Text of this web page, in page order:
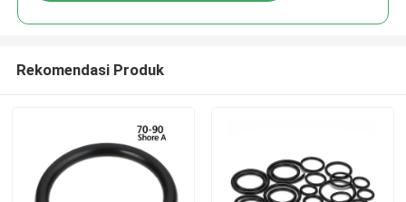
Rekomendasi Produk